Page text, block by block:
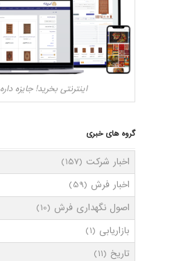
اینترنتی بخرید! جایزه داره
گروه های خبری
اخبار شرکت (157)
اخبار فرش (59)
اصول نگهداری فرش (10)
بازاریابی (1)
تاریخ (11)